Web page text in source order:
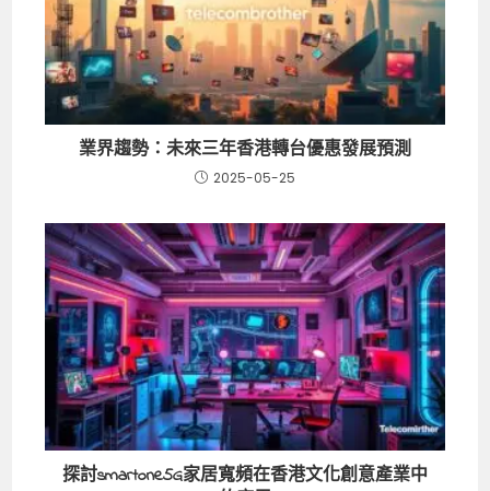
業界趨勢：未來三年香港轉台優惠發展預測
2025-05-25
探討smartone5G家居寬頻在香港文化創意產業中